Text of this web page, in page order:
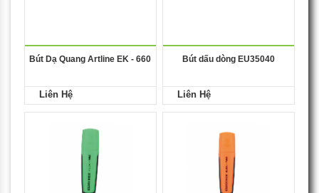
Bút Dạ Quang Artline EK - 660
Liên Hệ
Bút dấu dòng EU35040
Liên Hệ